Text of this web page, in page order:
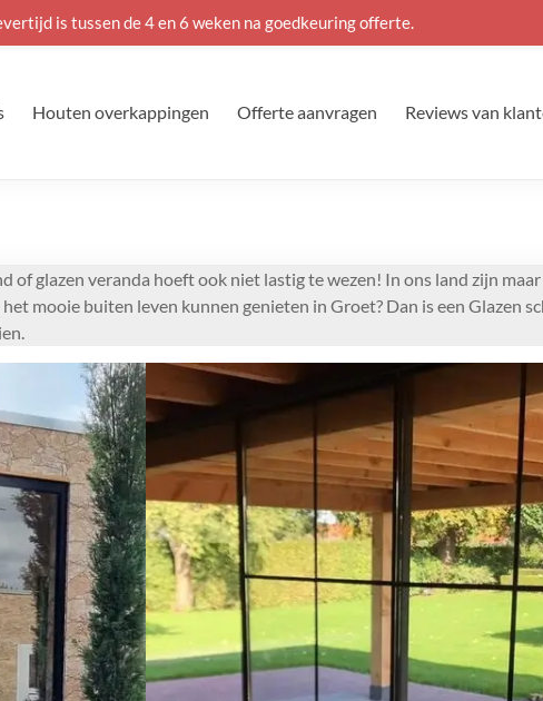
Houten overkappingen Offerte aanvragen Reviews van
glazen veranda hoeft ook niet lastig te wezen! In ons land zijn
mooie buiten leven kunnen genieten in Groet? Dan is een Glazen
is tussen de 4 en 6 weken na goedkeuring offerte.